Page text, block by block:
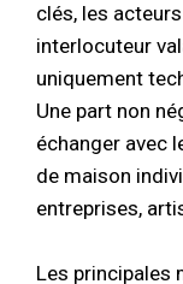
clés, les
interlocuteur
uniquement
Une part non
échanger avec
de maison
entreprises,
Les principales